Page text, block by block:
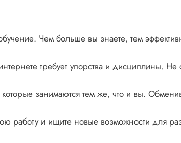
Чем больше вы знаете, тем
требует упорства и дисциплины. Не
занимаются тем же, что и вы.
работу и ищите новые возможности для